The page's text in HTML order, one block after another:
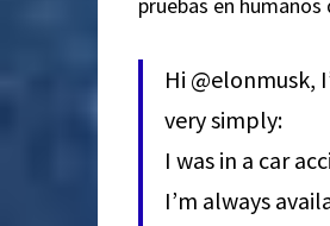
pruebas en
Hi @elonmusk,
very simply:
I was in a car
I’m always